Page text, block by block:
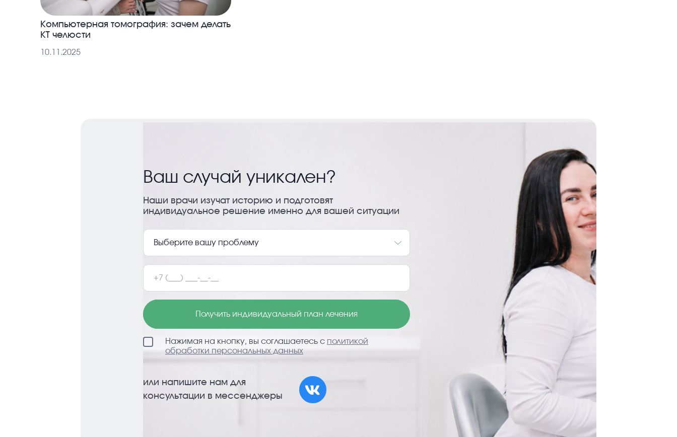
Компьютерная томография: зачем делать
КТ челюсти
10.11.2025
Ваш случай уникален?
Наши врачи изучат историю и подготовят
индивидуальное решение именно для вашей ситуации
Получить индивидуальный план лечения
Нажимая на кнопку, вы соглашаетесь с политикой
обработки персональных данных
или напишите нам для
консультации в мессенджеры
Спасибо! Ваша заявка
отправлена!
В ближайшее время мы свяжемся с вами и сообщим
Хорошо, я жду